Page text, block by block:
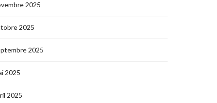
2025
2025
2025
2025
2025